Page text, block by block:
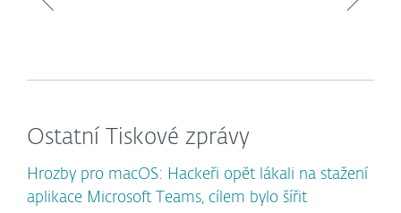
Ostatní Tiskové zprávy
Hrozby pro macOS: Hackeři opět lákali na stažení
aplikace Microsoft Teams, cílem bylo šířit